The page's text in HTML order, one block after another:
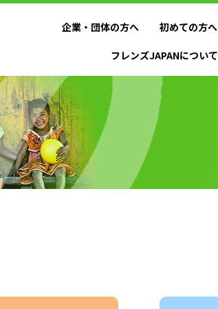
フレンズJAPANについて
企業・団体の方へ 初めての方へ